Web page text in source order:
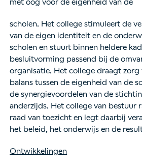
met oog voor de eigenheid van de
scholen. Het college stimuleert de
van de eigen identiteit en de
scholen en stuurt binnen heldere
besluitvorming passend bij de
organisatie. Het college draagt zorg
balans tussen de eigenheid van de
de synergievoordelen van de
anderzijds. Het college van bestuur
raad van toezicht en legt daarbij
het beleid, het onderwijs en de
Ontwikkelingen